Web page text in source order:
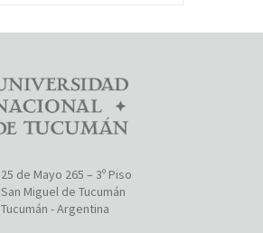
25 de Mayo 265 – 3º Piso
San Miguel de Tucumán
Tucumán - Argentina